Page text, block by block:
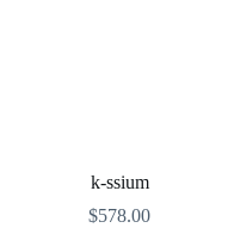
k-ssium
$578.00